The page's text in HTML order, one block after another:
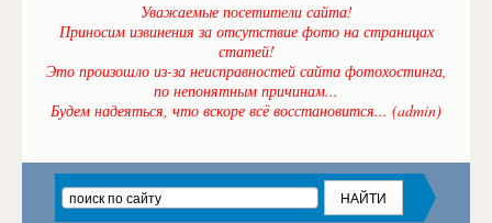
Уважаемые посетители сайта!
Приносим извинения за отсутствие фото на страницах
статей!
Это произошло из-за неисправностей сайта фотохостинга,
по непонятным причинам...
Будем надеяться, что вскоре всё восстановится... (admin)